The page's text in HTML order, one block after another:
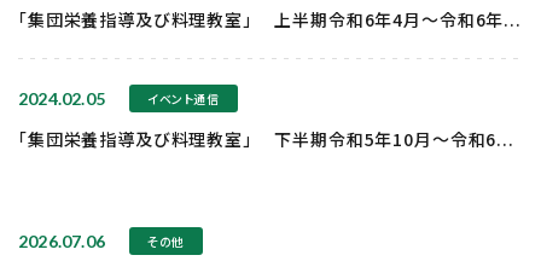
「集団栄養指導及び料理教室」 上半期令和6年4月～令和6年...
2024.02.05 イベント通信
「集団栄養指導及び料理教室」 下半期令和5年10月～令和6...
2026.07.06 その他